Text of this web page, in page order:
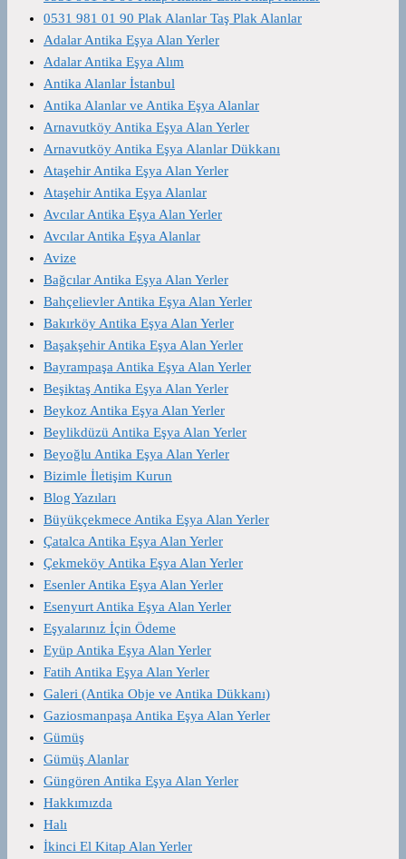
0531 981 01 90 Plak Alanlar Taş Plak Alanlar
Adalar Antika Eşya Alan Yerler
Adalar Antika Eşya Alım
Antika Alanlar İstanbul
Antika Alanlar ve Antika Eşya Alanlar
Arnavutköy Antika Eşya Alan Yerler
Arnavutköy Antika Eşya Alanlar Dükkanı
Ataşehir Antika Eşya Alan Yerler
Ataşehir Antika Eşya Alanlar
Avcılar Antika Eşya Alan Yerler
Avcılar Antika Eşya Alanlar
Avize
Bağcılar Antika Eşya Alan Yerler
Bahçelievler Antika Eşya Alan Yerler
Bakırköy Antika Eşya Alan Yerler
Başakşehir Antika Eşya Alan Yerler
Bayrampaşa Antika Eşya Alan Yerler
Beşiktaş Antika Eşya Alan Yerler
Beykoz Antika Eşya Alan Yerler
Beylikdüzü Antika Eşya Alan Yerler
Beyoğlu Antika Eşya Alan Yerler
Bizimle İletişim Kurun
Blog Yazıları
Büyükçekmece Antika Eşya Alan Yerler
Çatalca Antika Eşya Alan Yerler
Çekmeköy Antika Eşya Alan Yerler
Esenler Antika Eşya Alan Yerler
Esenyurt Antika Eşya Alan Yerler
Eşyalarınız İçin Ödeme
Eyüp Antika Eşya Alan Yerler
Fatih Antika Eşya Alan Yerler
Galeri (Antika Obje ve Antika Dükkanı)
Gaziosmanpaşa Antika Eşya Alan Yerler
Gümüş
Gümüş Alanlar
Güngören Antika Eşya Alan Yerler
Hakkımızda
Halı
İkinci El Kitap Alan Yerler